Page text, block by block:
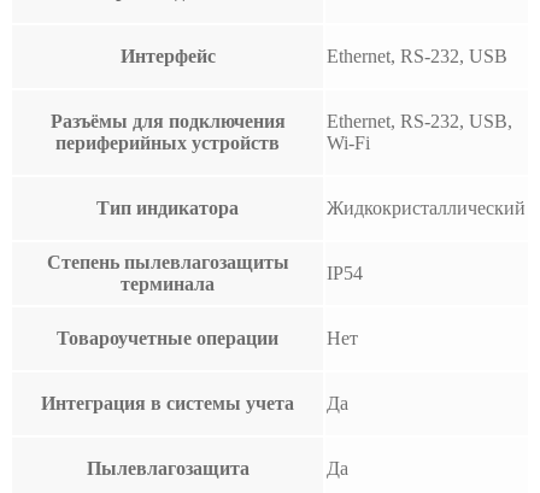
Интерфейс Ethernet, RS-232, USB
Разъёмы для подключения
периферийных устройств
Ethernet, RS-232, USB,
Wi-Fi
Тип индикатора Жидкокристаллический
Степень пылевлагозащиты
терминала
IP54
Товароучетные операции Нет
Интеграция в системы учета Да
Пылевлагозащита Да